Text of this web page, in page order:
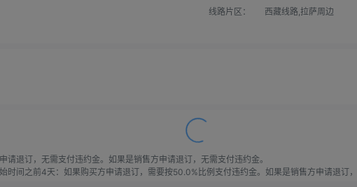
线路片区： 西藏线路,拉萨周边
请退订，无需支付违约金。如果是销售方申请退订，无需支付违约金。
时间之前4天：如果购买方申请退订，需要按50.0%比例支付违约金。如果是销售方申请退订